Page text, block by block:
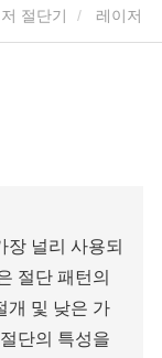
절단기
장 널리 사용되
절단 패턴의
개 및 낮은 가
단의 특성을